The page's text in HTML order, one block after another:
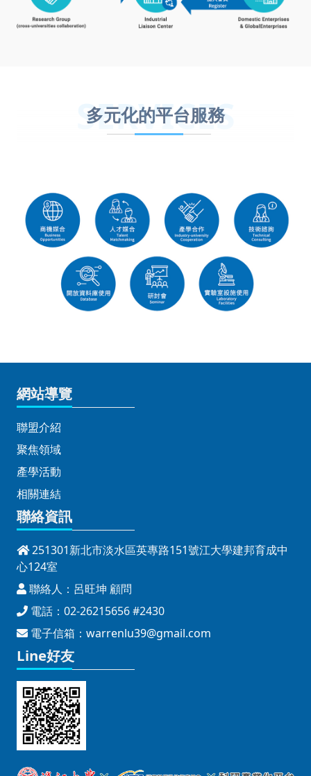
多元化的平台服務
SERVICES
網站導覽
聯盟介紹
聚焦領域
產學活動
相關連結
聯絡資訊
251301新北市淡水區英專路151號江大學建邦育成中
心124室
聯絡人：呂旺坤 顧問
電話：02-26215656 #2430
電子信箱： warrenlu39@gmail.com
Line好友